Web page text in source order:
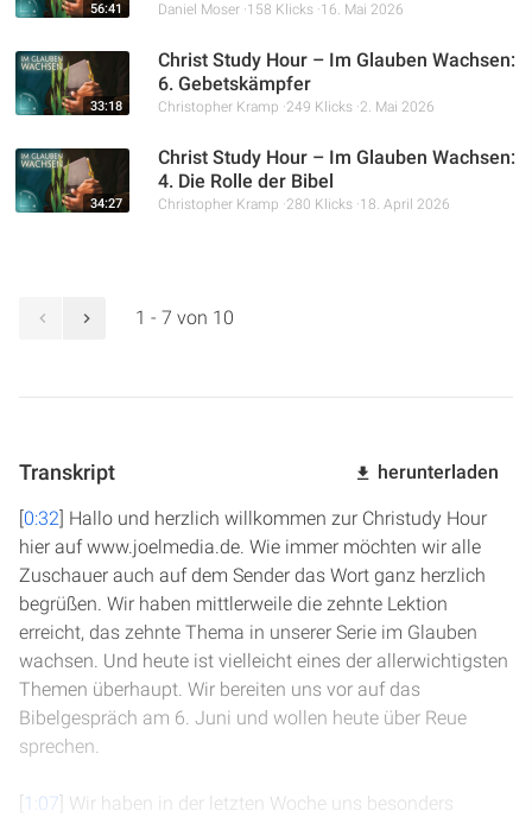
56:41 Daniel Moser 158 Klicks 16. Mai 2026
33:18
Christ Study Hour – Im Glauben Wachsen:
6. Gebetskämpfer
Christopher Kramp 249 Klicks 2. Mai 2026
34:27
Christ Study Hour – Im Glauben Wachsen:
4. Die Rolle der Bibel
Christopher Kramp 280 Klicks 18. April 2026
1 - 7 von 10
Transkript herunterladen
[0:32] Hallo und herzlich willkommen zur Christudy Hour
hier auf www.joelmedia.de. Wie immer möchten wir alle
Zuschauer auch auf dem Sender das Wort ganz herzlich
begrüßen. Wir haben mittlerweile die zehnte Lektion
erreicht, das zehnte Thema in unserer Serie im Glauben
wachsen. Und heute ist vielleicht eines der allerwichtigsten
Themen überhaupt. Wir bereiten uns vor auf das
Bibelgespräch am 6. Juni und wollen heute über Reue
sprechen.
[1:07] Wir haben in der letzten Woche uns besonders